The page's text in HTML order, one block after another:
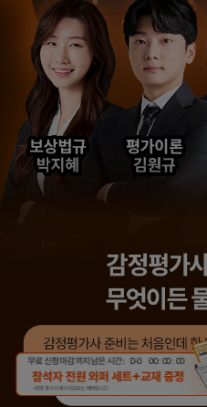
무료 신청 마감까지 남은 시간 : D-0 00: 00: 00